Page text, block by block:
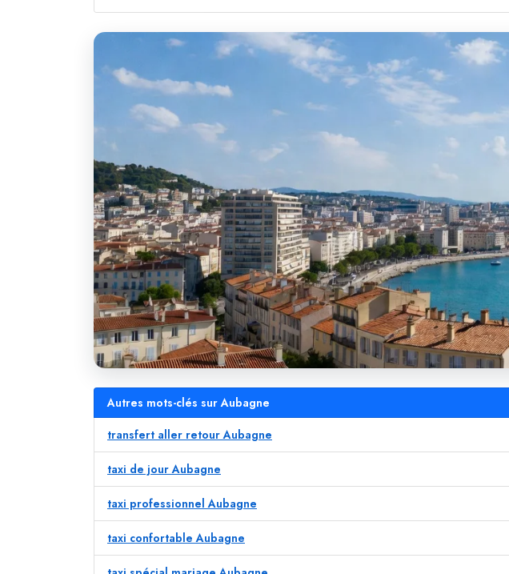
Autres mots-clés sur Aubagne
transfert aller retour Aubagne
taxi de jour Aubagne
taxi professionnel Aubagne
taxi confortable Aubagne